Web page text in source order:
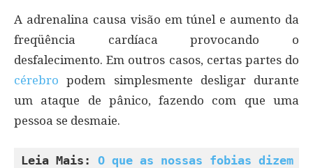
A adrenalina causa visão em túnel e aumento da
freqüência cardíaca provocando o
desfalecimento. Em outros casos, certas partes do
cérebro podem simplesmente desligar durante
um ataque de pânico, fazendo com que uma
pessoa se desmaie.
Leia Mais: O que as nossas fobias dizem